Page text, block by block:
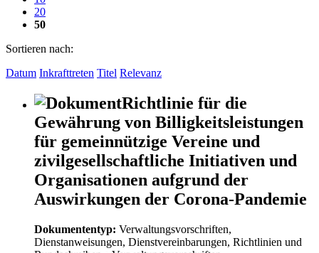
20
50
Sortieren nach:
Datum Inkrafttreten Titel Relevanz
Richtlinie für die
Gewährung von Billigkeitsleistungen
für gemeinnützige Vereine und
zivilgesellschaftliche Initiativen und
Organisationen aufgrund der
Auswirkungen der Corona-Pandemie
Dokumententyp: Verwaltungsvorschriften,
Dienstanweisungen, Dienstvereinbarungen, Richtlinien und